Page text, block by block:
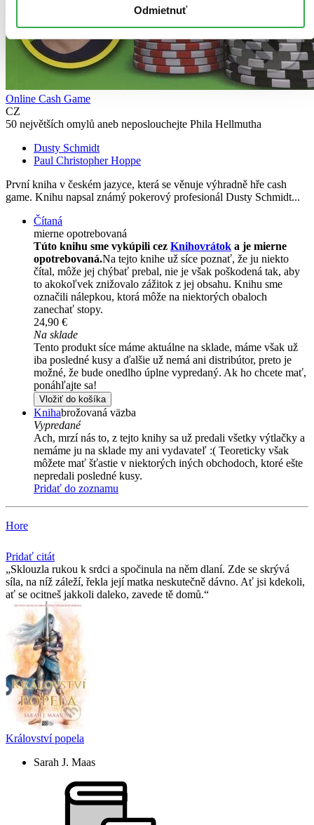
Odmietnuť
Online Cash Game
CZ
50 největších omylů aneb neposlouchejte Phila Hellmutha
Dusty Schmidt
Paul Christopher Hoppe
První kniha v českém jazyce, která se věnuje výhradně hře cash
game. Knihu napsal známý pokerový profesionál Dusty Schmidt...
Čítaná
mierne opotrebovaná
Túto knihu sme vykúpili cez Knihovrátok a je mierne
opotrebovaná.Na tejto knihe už síce poznať, že ju niekto
čítal, môže jej chýbať prebal, nie je však poškodená tak, aby
to akokoľvek znižovalo zážitok z jej obsahu. Knihu sme
označili nálepkou, ktorá môže na niektorých obaloch
zanechať stopy.
24,90 €
Na sklade
Tento produkt síce máme aktuálne na sklade, máme však už
iba posledné kusy a ďalšie už nemá ani distribútor, preto je
možné, že bude onedlho úplne vypredaný. Ak ho chcete mať,
ponáhľajte sa!
Vložiť do košíka
Knihabrožovaná väzba
Vypredané
Ach, mrzí nás to, z tejto knihy sa už predali všetky výtlačky a
nemáme ju na sklade my ani vydavateľ :( Teoreticky však
môžete mať šťastie v niektorých iných obchodoch, ktoré ešte
nepredali posledné kusy.
Pridať do zoznamu
Hore
Pridať citát
Sklouzla rukou k srdci a spočinula na něm dlaní. Zde se skrývá
síla, na níž záleží, řekla její matka neskutečně dávno. Ať jsi kdekoli,
ať se ocitneš jakkoli daleko, zavede tě domů.
Království popela
Sarah J. Maas